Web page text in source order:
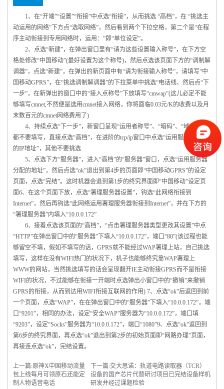
1、在“开端”“设置”“衔接”中点选“衔接”，从而挑选 “高档”，在 “挑选主
动运用的网络”下方点“选取网络”，然后看到两个下拉空格，第二个是“在程
序主动衔接到专用网络时，运用：”即“单位设定”。
2、点选“新建”，在弹出窗口里有“请为这些设置输入称号”，在下方空
格处修改“中国移动”(最好设置为这个称号)，然后点选该页面下方的“调制解
调器”，点选“新建”，在弹出的新页面中有“请为衔接输入称号”，请填写“中
国移动GPRS”，在“挑选调制解调器”的下拉菜单中挑选“电话线、然后点“下
一步”，在新弹出的窗口中的“接入点称号”下放填写“cmwap”(这儿必定不能
够填写cmnet,不然便是选用cmnet接入网络，你将面临0.03元/K的收费以及月
末数百元的cmnet网络费用了)
4、持续点选“下一步”，新窗口呈现“运用者称号”、“暗码”、“域”，这些
都不要填写，直接点选“高档”，在进阶的tcp/ip窗口中点选“运用服务器分配
的IP地址”，其他不要挑选
5、点选下方“服务器”，进入“高档”的“服务器”窗口，点选“运用服务器
分配的地址”，然后点选“ok”退出到第4步的页面即“中国移动GPRS”的设定
页面，点选“完结”。这时机器会退到第1步的终究界面即“中国移动”设定页
面6、在这个页面下放，点选“署理服务器设置”，钩选“此网络衔接到
Internet”，然后再钩选“此网络运用署理服务器衔接到Internet”，并在下方的
“署理服务器”内填入“10.0.0.172”
6、接着点选该页面的“高档”，“点击署理服务器类型更改其设置”中点
“HTTP”在弹出窗口中的“服务器”下填入“10.0.0.172”，端口“80”(该过程也能
够留空不填，假如不填写的话，GPRS就不能经过WAP署理上站，自己挑选
填写，这样在没有WIFI热门的状况下，机子也能够终究靠WAP署理上
WWW的网站，当然挑选填写的话会呈现翻开IE主动衔接GPRS而不是衔接
WIFI的状况，不过能够在衔接一开端时点选弹出小窗口中的“撤销”来撤销
GPRS的衔接，从而到达用WIFI衔接互联网的作用) 7、点选“ok”后返回到前
一个页面，点选“WAP”，在在弹出窗口中的“服务器”下填入“10.0.0.172”，端
口“9201”，相同的办法，设定“安全WAP”服务器为“10.0.0.172”，端口填
“9203”，设定“Socks”服务器为“10.0.0.172”，端口“1080”9、点选“ok”返回到
第6步的终究界面，再点选“ok”退出到第2步的初始页面即“网路办理”页面，
再接连点选“ok”，完结设置。
上一篇:原神X中国移动流量
包上线每月可领原石还能定
制人物语音电话
下一篇:交大思诺：轨道电路读取器（TCR）
设备的国产芯片代替研讨项目已完结设备样机
研发并经过课题检验